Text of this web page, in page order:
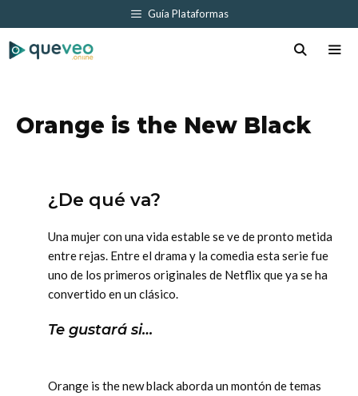
al
contenido
Guía Plataformas
Orange is the New Black
¿De qué va?
Una mujer con una vida estable se ve de pronto metida
entre rejas. Entre el drama y la comedia esta serie fue
uno de los primeros originales de Netflix que ya se ha
convertido en un clásico.
Te gustará si…
Orange is the new black aborda un montón de temas